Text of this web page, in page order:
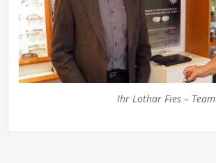
Ihr Lothar Fies – Team